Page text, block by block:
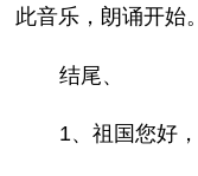
此音乐，朗诵开始。
结尾、
1、祖国您好，